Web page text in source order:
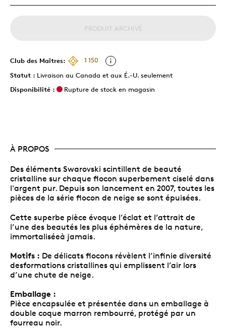
PRODUIT ARCHIVÉ
Club des Maîtres:
1 150
Statut : Livraison au Canada et aux É.-U. seulement
Disponibilité :
Rupture de stock en magasin
À PROPOS
Des éléments Swarovski scintillent de beauté
cristalline sur chaque flocon superbement ciselé dans
l'argent pur. Depuis son lancement en 2007, toutes les
pièces de la série flocon de neige se sont épuisées.
Cette superbe pièce évoque l’éclat et l’attrait de
l’une des beautés les plus éphémères de la nature,
immortaliséeà jamais.
Motifs : De délicats flocons révèlent l’infinie diversité
desformations cristallines qui emplissent l’air lors
d’une chute de neige.
Emballage :
Pièce encapsulée et présentée dans un emballage à
double coque marron rembourré, protégé par un
fourreau noir.